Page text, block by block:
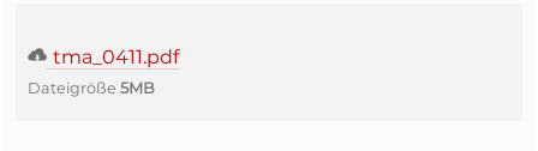
tma_0411.pdf
Dateigröße 5MB